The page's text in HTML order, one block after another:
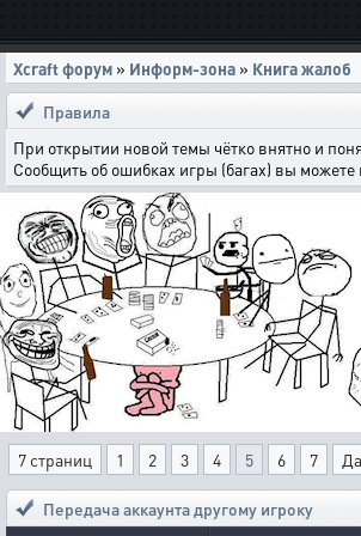
Xcraft форум » Информ-зона » Книга жалоб
Правила
При открытии новой темы чётко внятно и
Сообщить об ошибках игры (багах) вы можете
7 страниц 1 2 3 4 5 6 7
Передача аккаунта другому игроку